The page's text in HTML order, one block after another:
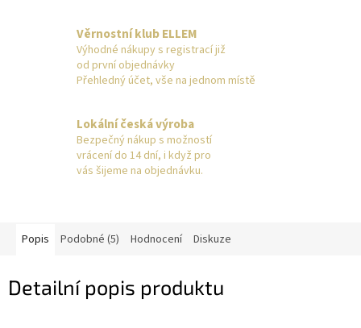
Věrnostní klub ELLEM
Výhodné nákupy s registrací již
od první objednávky
Přehledný účet, vše na jednom místě
Lokální česká výroba
Bezpečný nákup s možností
vrácení do 14 dní, i když pro
vás šijeme na objednávku.
Popis Podobné (5) Hodnocení Diskuze
Detailní popis produktu